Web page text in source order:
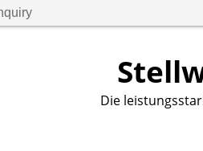
Die